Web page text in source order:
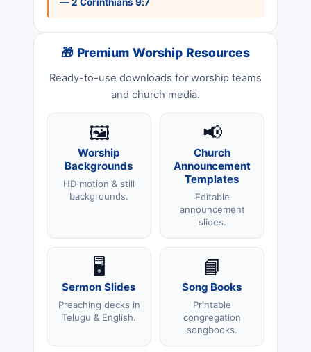
🎁 Premium Worship Resources
Ready-to-use downloads for worship teams
and church media.
🖼️
Worship
Backgrounds
HD motion & still
backgrounds.
📢
Church
Announcement
Templates
Editable
announcement
slides.
🖥️
Sermon Slides
Preaching decks in
Telugu & English.
📘
Song Books
Printable
congregation
songbooks.